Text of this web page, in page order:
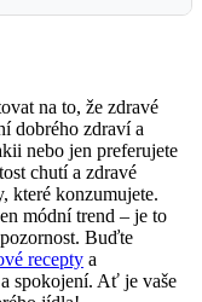
na to, že zdravé
dobrého zdraví a
nebo jen preferujete
chutí a zdravé
které konzumujete.
módní trend – je to
Buďte
recepty a
spokojení. Ať je vaše